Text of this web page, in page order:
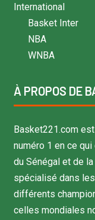
International
Basket Inter
NBA
WNBA
À PROPOS DE
Basket221.com
numéro 1 en ce
du Sénégal et de
spécialisé dans
différents
celles mondiales